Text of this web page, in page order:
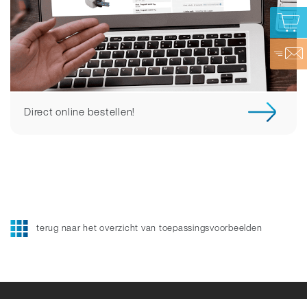
Direct online bestellen!
terug naar het overzicht van toepassingsvoorbeelden